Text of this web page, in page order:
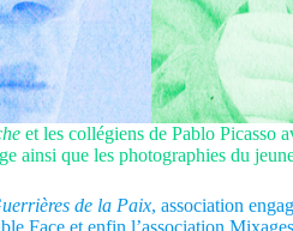
et les collégiens de Pablo Picasso
ainsi que les photographies du
de la Paix, association